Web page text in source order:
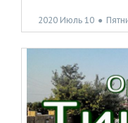
2020 Июль 10 ●